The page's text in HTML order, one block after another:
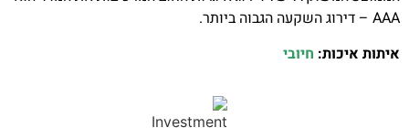
AAA – דירוג השקעה הגבוה ביותר.
איתות איכות: חיובי